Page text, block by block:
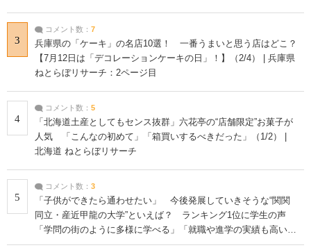
3
コメント数： 7
兵庫県の「ケーキ」の名店10選！ 一番うまいと思う店はどこ？
【7月12日は「デコレーションケーキの日」！】（2/4） | 兵庫県
ねとらぼリサーチ：2ページ目
4
コメント数： 5
「北海道土産としてもセンス抜群」六花亭の“店舗限定”お菓子が
人気 「こんなの初めて」「箱買いするべきだった」（1/2） |
北海道 ねとらぼリサーチ
5
コメント数： 3
「子供ができたら通わせたい」 今後発展していきそうな“関関
同立・産近甲龍の大学”といえば？ ランキング1位に学生の声
「学問の街のように多様に学べる」「就職や進学の実績も高い」
| 大学 ねとらぼリサーチ